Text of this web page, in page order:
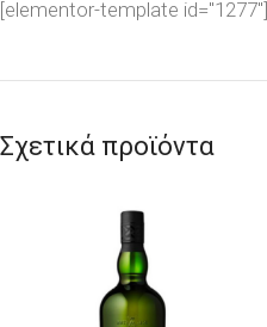
[elementor-template id="1277"]
Σχετικά προϊόντα